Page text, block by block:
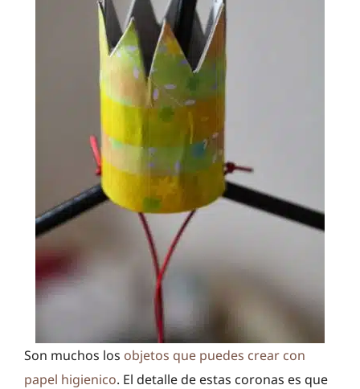
Son muchos los objetos que puedes crear con
papel higienico. El detalle de estas coronas es que